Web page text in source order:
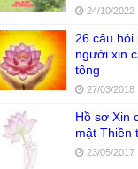
24/10/2022
26 câu hỏi
người xin
tông
27/03/2018
Hồ sơ Xin
mật Thiền
23/05/2017